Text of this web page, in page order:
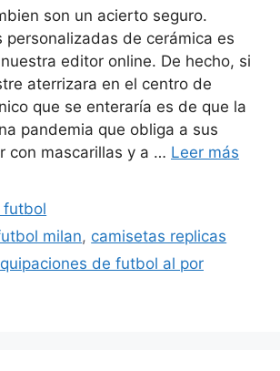
son un acierto seguro.
personalizadas de cerámica es
editor online. De hecho, si
aterrizara en el centro de
que se enteraría es de que la
pandemia que obliga a sus
con mascarillas y a … Leer más
futbol
milan, camisetas replicas
de futbol al por